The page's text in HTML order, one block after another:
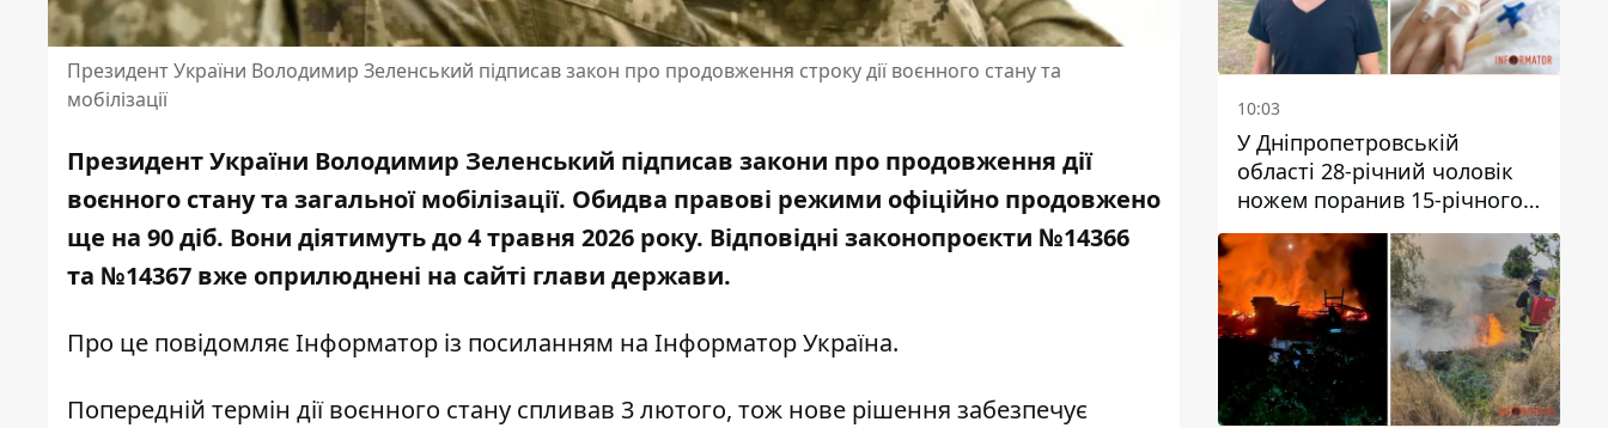
Президент України Володимир Зеленський підписав закон про продовження строку дії воєнного стану та
мобілізації
Президент України Володимир Зеленський підписав закони про продовження дії
воєнного стану та загальної мобілізації. Обидва правові режими офіційно продовжено
ще на 90 діб. Вони діятимуть до 4 травня 2026 року. Відповідні законопроєкти №14366
та №14367 вже оприлюднені на сайті глави держави.
Про це повідомляє Інформатор із посиланням на Інформатор Україна.
Попередній термін дії воєнного стану спливав 3 лютого, тож нове рішення забезпечує
10:03
У Дніпропетровській
області 28-річний чоловік
ножем поранив 15-річного
хлопця